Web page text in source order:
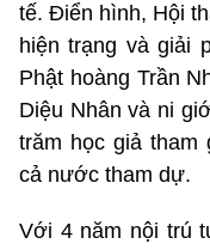
tế. Điển hình, Hội
hiện trạng và giải
Phật hoàng Trần
Diệu Nhân và ni
trăm học giả tham
cả nước tham dự.
Với 4 năm nội trú